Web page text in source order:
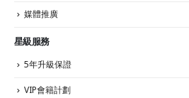
媒體推廣
星級服務
5年升級保證
VIP會籍計劃